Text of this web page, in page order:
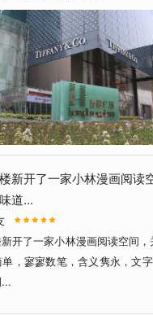
新开了一家小林漫画阅读
道...
开了一家小林漫画阅读空间
，寥寥数笔，含义隽永，文